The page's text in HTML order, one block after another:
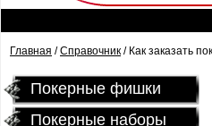
Главная /Справочник / Как заказать
Покерные фишки
Покерные наборы